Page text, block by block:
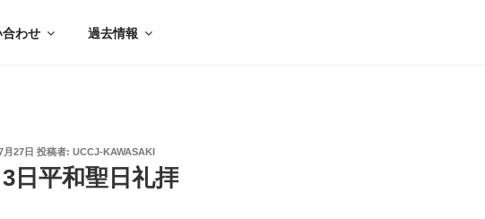
合わせ 過去情報
月27日 投稿者: UCCJ-KAWASAKI
日平和聖日礼拝